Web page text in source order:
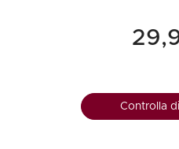
Controlla